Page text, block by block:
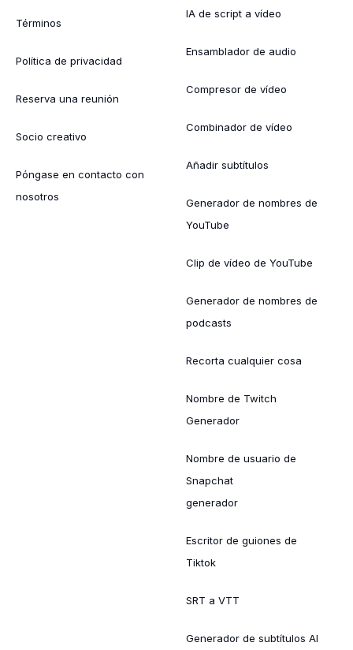
Términos
Política de privacidad
Reserva una reunión
Socio creativo
Póngase en contacto con
nosotros
IA de script a vídeo
Ensamblador de audio
Compresor de vídeo
Combinador de vídeo
Añadir subtítulos
Generador de nombres de
YouTube
Clip de vídeo de YouTube
Generador de nombres de
podcasts
Recorta cualquier cosa
Nombre de Twitch
Generador
Nombre de usuario de
Snapchat
generador
Escritor de guiones de
Tiktok
SRT a VTT
Generador de subtítulos AI